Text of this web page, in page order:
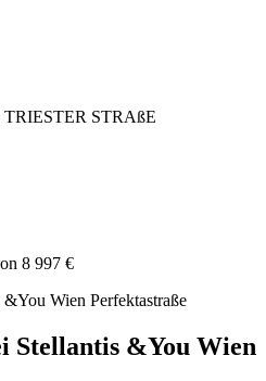
STRAßE
8 997 €
Stellantis &You Wien